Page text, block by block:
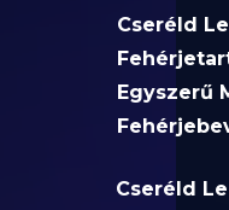
Cseréld
Egyszerű
Cseréld